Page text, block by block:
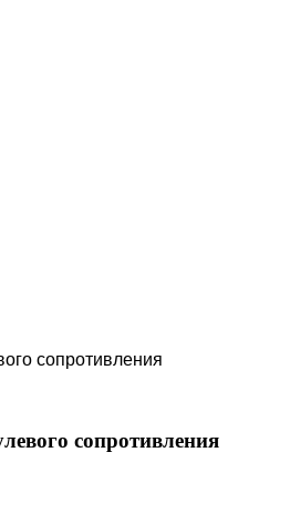
сопротивления
сопротивления